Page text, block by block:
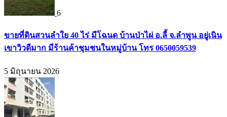
6
ขายที่ดินสวนลำใย 40 ไร่ มีโฉนด บ้านป่าไผ่ อ.ลี้ จ.ลำพูน อยู่เนิน
เขาวิวดีมาก มีร้านค้าชุมชนในหมู่บ้าน โทร 0650059539
5 มิถุนายน 2026